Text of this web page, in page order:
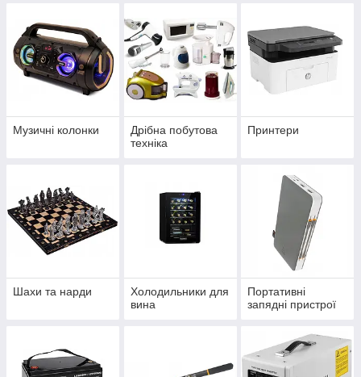
Музичні колонки
Дрібна побутова
техніка
Принтери
Шахи та нарди
Холодильники для
вина
Портативні
запядні пристрої